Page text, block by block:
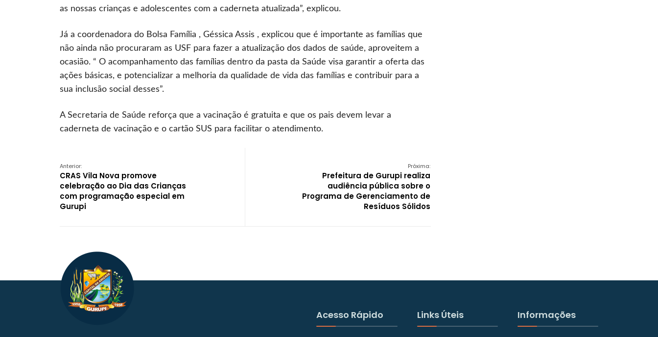
as nossas crianças e adolescentes com a caderneta atualizada”, explicou.
Já a coordenadora do Bolsa Família , Géssica Assis , explicou que é importante as famílias que
não ainda não procuraram as USF para fazer a atualização dos dados de saúde, aproveitem a
ocasião. “ O acompanhamento das famílias dentro da pasta da Saúde visa garantir a oferta das
ações básicas, e potencializar a melhoria da qualidade de vida das famílias e contribuir para a
sua inclusão social desses”.
A Secretaria de Saúde reforça que a vacinação é gratuita e que os pais devem levar a
caderneta de vacinação e o cartão SUS para facilitar o atendimento.
Anterior:
CRAS Vila Nova promove
celebração ao Dia das Crianças
com programação especial em
Gurupi
Próxima:
Prefeitura de Gurupi realiza
audiência pública sobre o
Programa de Gerenciamento de
Resíduos Sólidos
Acesso Rápido Links Úteis Informações